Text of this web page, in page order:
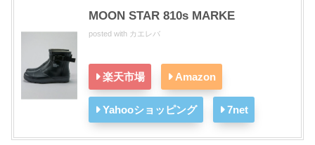
MOON STAR 810s MARKE
posted with カエレバ
楽天市場 Amazon
Yahooショッピング 7net